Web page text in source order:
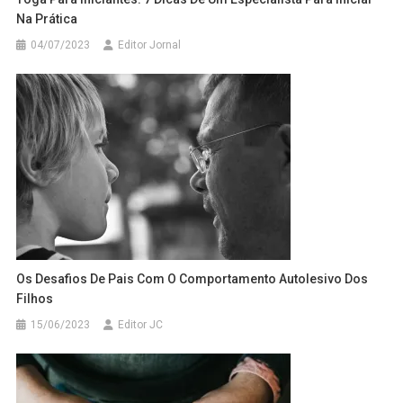
Na Prática
04/07/2023 Editor Jornal
Os Desafios De Pais Com O Comportamento Autolesivo Dos
Filhos
15/06/2023 Editor JC